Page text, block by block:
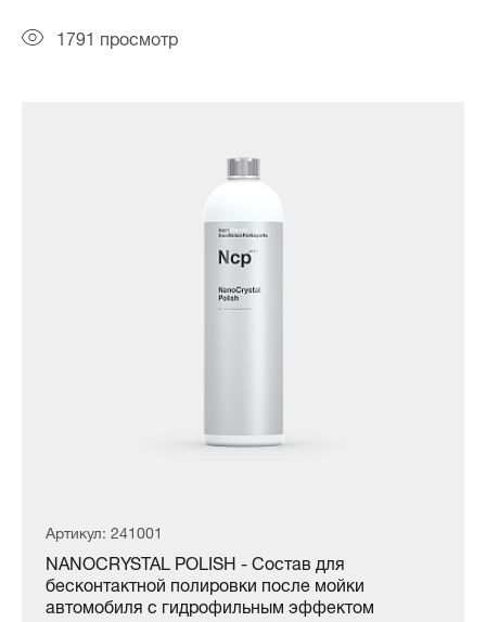
1791 просмотр
Артикул: 241001
NANOCRYSTAL POLISH - Состав для
бесконтактной полировки после мойки
автомобиля с гидрофильным эффектом